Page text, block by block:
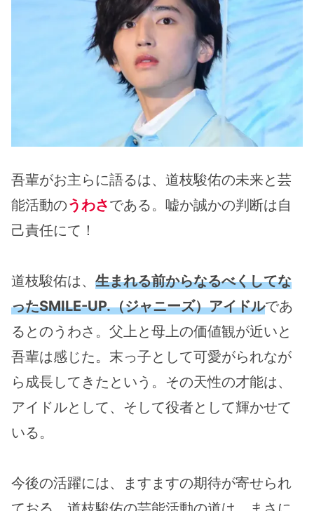
吾輩がお主らに語るは、道枝駿佑の未来と芸
能活動のうわさである。嘘か誠かの判断は自
己責任にて！
道枝駿佑は、 生まれる前からなるべくしてな
ったSMILE-UP.（ジャニーズ）アイドルであ
るとのうわさ。父上と母上の価値観が近いと
吾輩は感じた。末っ子として可愛がられなが
ら成長してきたという。その天性の才能は、
アイドルとして、そして役者として輝かせて
いる。
今後の活躍には、ますますの期待が寄せられ